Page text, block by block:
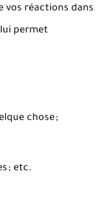
vos réactions dans
permet
chose ;
; etc.